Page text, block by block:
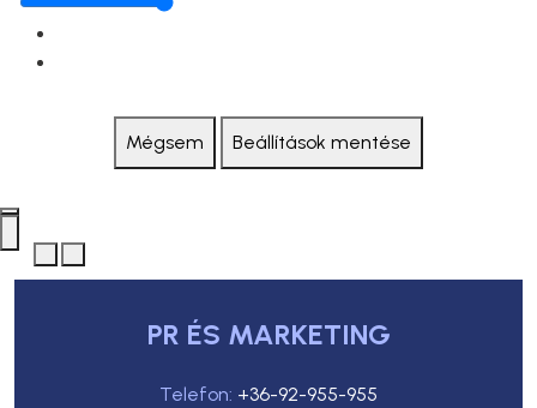
Mégsem Beállítások mentése
PR ÉS MARKETING
Telefon: +36-92-955-955